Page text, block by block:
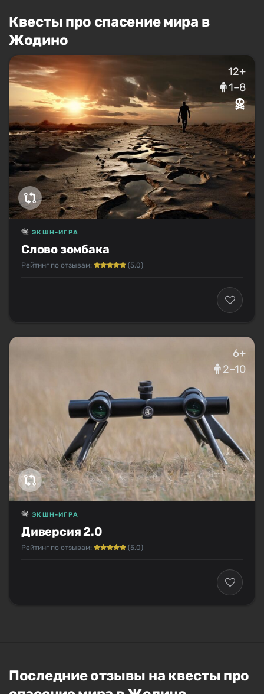
Квесты про спасение мира в
Жодино
12+
1–8
Слово зомбака
ЭКШН-ИГРА
Рейтинг по отзывам: (5.0)
6+
2–10
Диверсия 2.0
ЭКШН-ИГРА
Рейтинг по отзывам: (5.0)
Последние отзывы на квесты про